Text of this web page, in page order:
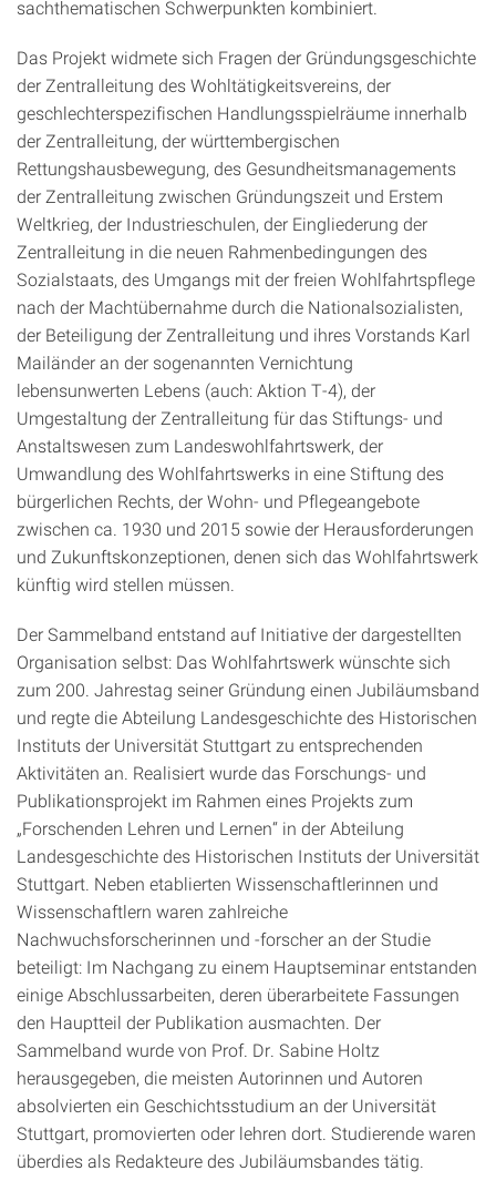
sachthematischen Schwerpunkten kombiniert.
Das Projekt widmete sich Fragen der Gründungsgeschichte
der Zentralleitung des Wohltätigkeitsvereins, der
geschlechterspezifischen Handlungsspielräume innerhalb
der Zentralleitung, der württembergischen
Rettungshausbewegung, des Gesundheitsmanagements
der Zentralleitung zwischen Gründungszeit und Erstem
Weltkrieg, der Industrieschulen, der Eingliederung der
Zentralleitung in die neuen Rahmenbedingungen des
Sozialstaats, des Umgangs mit der freien Wohlfahrtspflege
nach der Machtübernahme durch die Nationalsozialisten,
der Beteiligung der Zentralleitung und ihres Vorstands Karl
Mailänder an der sogenannten Vernichtung
lebensunwerten Lebens (auch: Aktion T-4), der
Umgestaltung der Zentralleitung für das Stiftungs- und
Anstaltswesen zum Landeswohlfahrtswerk, der
Umwandlung des Wohlfahrtswerks in eine Stiftung des
bürgerlichen Rechts, der Wohn- und Pflegeangebote
zwischen ca. 1930 und 2015 sowie der Herausforderungen
und Zukunftskonzeptionen, denen sich das Wohlfahrtswerk
künftig wird stellen müssen.
Der Sammelband entstand auf Initiative der dargestellten
Organisation selbst: Das Wohlfahrtswerk wünschte sich
zum 200. Jahrestag seiner Gründung einen Jubiläumsband
und regte die Abteilung Landesgeschichte des Historischen
Instituts der Universität Stuttgart zu entsprechenden
Aktivitäten an. Realisiert wurde das Forschungs- und
Publikationsprojekt im Rahmen eines Projekts zum
„Forschenden Lehren und Lernen“ in der Abteilung
Landesgeschichte des Historischen Instituts der Universität
Stuttgart. Neben etablierten Wissenschaftlerinnen und
Wissenschaftlern waren zahlreiche
Nachwuchsforscherinnen und -forscher an der Studie
beteiligt: Im Nachgang zu einem Hauptseminar entstanden
einige Abschlussarbeiten, deren überarbeitete Fassungen
den Hauptteil der Publikation ausmachten. Der
Sammelband wurde von Prof. Dr. Sabine Holtz
herausgegeben, die meisten Autorinnen und Autoren
absolvierten ein Geschichtsstudium an der Universität
Stuttgart, promovierten oder lehren dort. Studierende waren
überdies als Redakteure des Jubiläumsbandes tätig.